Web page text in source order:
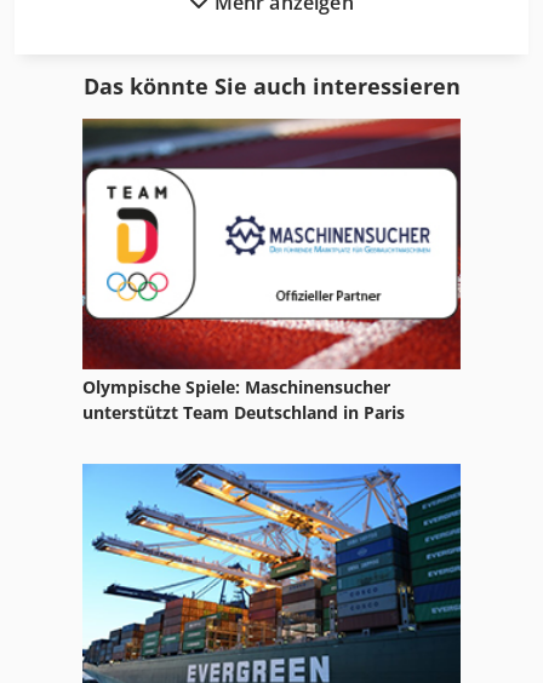
Lemken Europal 6
Lemken Europal 8
Lemken Juwel 8
Lemken Karat 9
Lemken Karneol
Lemken Opal 110
Lemken Opal 160
Lemken Opal 180
Lemken Opal 90
Lemken Packer
Das könnte Sie auch interessieren
Olympische Spiele: Maschinensucher
unterstützt Team Deutschland in Paris